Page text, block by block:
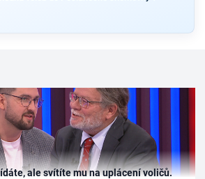
ale svítíte mu na uplácení voličů.